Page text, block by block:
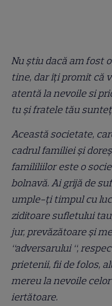
Nu știu dacă am fost
tine, dar îți promit că
atentă la nevoile si
tu și fratele tău
Această societate,
cadrul familiei și
famililiilor este o
bolnavă. Ai grijă de
umple-ți timpul cu
ziditoare sufletului
jur, prevăzătoare și
“adversarului “,
prietenii, fii de folos,
mereu la nevoile
iertătoare.